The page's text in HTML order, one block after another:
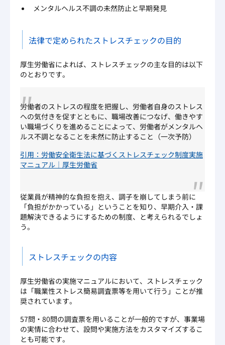
メンタルヘルス不調の未然防止と早期発見
法律で定められたストレスチェックの目的
厚生労働省によれば、ストレスチェックの主な目的は以下
のとおりです。
労働者のストレスの程度を把握し、労働者自身のストレス
への気付きを促すとともに、職場改善につなげ、働きやす
い職場づくりを進めることによって、労働者がメンタルヘ
ルス不調となることを未然に防止すること（一次予防）
引用：労働安全衛生法に基づくストレスチェック制度実施
マニュアル｜厚生労働省
従業員が精神的な負担を抱え、調子を崩してしまう前に
「負担がかかっている」ということを知り、早期介入・課
題解決できるようにするための制度、と考えられるでしょ
う。
ストレスチェックの内容
厚生労働省の実施マニュアルにおいて、ストレスチェック
は「職業性ストレス簡易調査票等を用いて行う」ことが推
奨されています。
57問・80問の調査票を用いることが一般的ですが、事業場
の実情に合わせて、設問や実施方法をカスタマイズするこ
とも可能です。